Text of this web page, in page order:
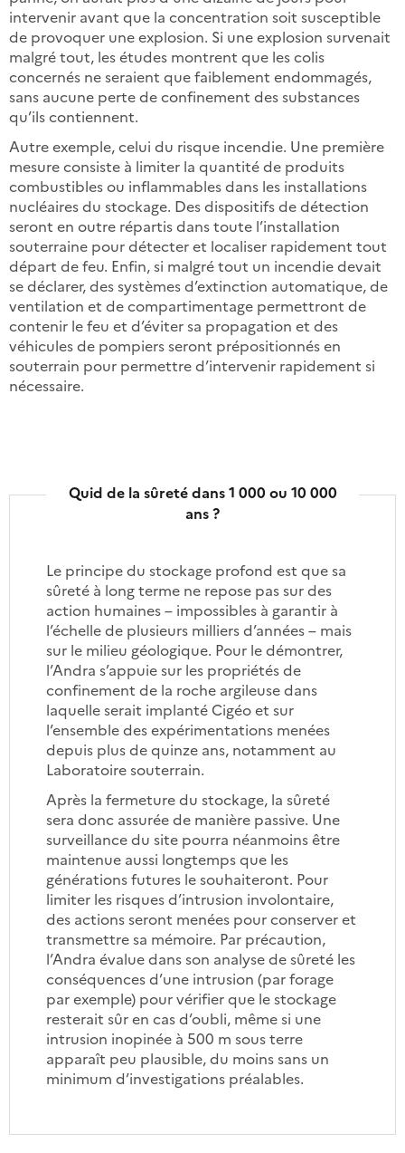
intervenir avant que la concentration soit susceptible
de provoquer une explosion. Si une explosion survenait
malgré tout, les études montrent que les colis
concernés ne seraient que faiblement endommagés,
sans aucune perte de confinement des substances
qu’ils contiennent.
Autre exemple, celui du risque incendie. Une première
mesure consiste à limiter la quantité de produits
combustibles ou inflammables dans les installations
nucléaires du stockage. Des dispositifs de détection
seront en outre répartis dans toute l’installation
souterraine pour détecter et localiser rapidement tout
départ de feu. Enfin, si malgré tout un incendie devait
se déclarer, des systèmes d’extinction automatique, de
ventilation et de compartimentage permettront de
contenir le feu et d’éviter sa propagation et des
véhicules de pompiers seront prépositionnés en
souterrain pour permettre d’intervenir rapidement si
nécessaire.
Quid de la sûreté dans 1 000 ou 10 000
ans ?
Le principe du stockage profond est que sa
sûreté à long terme ne repose pas sur des
action humaines – impossibles à garantir à
l’échelle de plusieurs milliers d’années – mais
sur le milieu géologique. Pour le démontrer,
l’Andra s’appuie sur les propriétés de
confinement de la roche argileuse dans
laquelle serait implanté Cigéo et sur
l’ensemble des expérimentations menées
depuis plus de quinze ans, notamment au
Laboratoire souterrain.
Après la fermeture du stockage, la sûreté
sera donc assurée de manière passive. Une
surveillance du site pourra néanmoins être
maintenue aussi longtemps que les
générations futures le souhaiteront. Pour
limiter les risques d’intrusion involontaire,
des actions seront menées pour conserver et
transmettre sa mémoire. Par précaution,
l’Andra évalue dans son analyse de sûreté les
conséquences d’une intrusion (par forage
par exemple) pour vérifier que le stockage
resterait sûr en cas d’oubli, même si une
intrusion inopinée à 500 m sous terre
apparaît peu plausible, du moins sans un
minimum d’investigations préalables.